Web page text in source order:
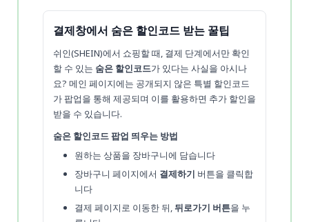
결제창에서 숨은 할인코드 받는 꿀팁
쉬인(SHEIN)에서 쇼핑할 때, 결제 단계에서만 확인
할 수 있는 숨은 할인코드가 있다는 사실을 아시나
요? 메인 페이지에는 공개되지 않은 특별 할인코드
가 팝업을 통해 제공되며 이를 활용하면 추가 할인을
받을 수 있습니다.
숨은 할인코드 팝업 띄우는 방법
원하는 상품을 장바구니에 담습니다
장바구니 페이지에서 결제하기 버튼을 클릭합
니다
결제 페이지로 이동한 뒤, 뒤로가기 버튼을 누